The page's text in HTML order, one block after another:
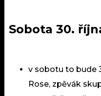
Sobota 30.
v sobotu to bude
Rose, zpěvák